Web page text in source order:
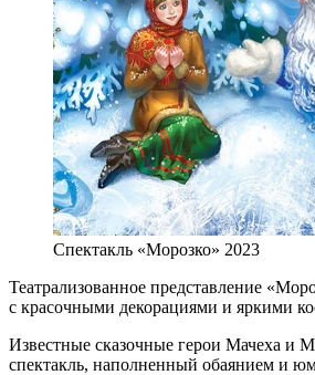
Спектакль «Морозко» 2023
Театрализованное представление
с красочными декорациями и яркими
Известные сказочные герои Мачеха и
спектакль, наполненный обаянием и